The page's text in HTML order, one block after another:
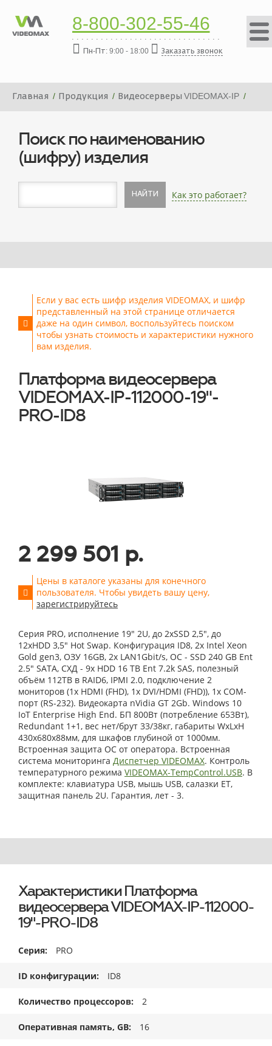
8-800-302-55-46
Пн-Пт: 9:00 - 18:00 Заказать звонок
Главная Продукция
Видеосерверы VIDEOMAX-IP
Поиск по наименованию
(шифру) изделия
НАЙТИ Как это работает?
Если у вас есть шифр изделия VIDEOMAX, и шифр
представленный на этой странице отличается
даже на один символ, воспользуйтесь поиском
чтобы узнать стоимость и характеристики нужного
вам изделия.
Платформа видеосервера
VIDEOMAX-IP-112000-19"-
PRO-ID8
2 299 501 р.
Цены в каталоге указаны для конечного
пользователя. Чтобы увидеть вашу цену,
зарегистрируйтесь
Серия PRO, исполнение 19" 2U, до 2xSSD 2,5", до
12xHDD 3,5" Hot Swap. Конфигурация ID8, 2x Intel Xeon
Gold gen3, ОЗУ 16GB, 2x LAN1Gbit/s, OС - SSD 240 GB Ent
2.5" SATA, СХД - 9x HDD 16 TB Ent 7.2k SAS, полезный
объём 112TB в RAID6, IPMI 2.0, подключение 2
мониторов (1x HDMI (FHD), 1x DVI/HDMI (FHD)), 1x COM-
порт (RS-232). Видеокарта nVidia GT 2Gb. Windows 10
IoT Enterprise High End. БП 800Вт (потребление 653Вт),
Redundant 1+1, вес нет/брут 33/38кг, габариты WxLxH
430x680x88мм, для шкафов глубиной от 1000мм.
Встроенная защита ОС от оператора. Встроенная
система мониторинга Диспетчер VIDEOMAX. Контроль
температурного режима VIDEOMAX-TempControl.USB. В
комплекте: клавиатура USB, мышь USB, салазки ET,
защитная панель 2U. Гарантия, лет - 3.
Характеристики Платформа
видеосервера VIDEOMAX-IP-112000-
19"-PRO-ID8
Серия PRO
ID конфигурации ID8
Количество процессоров 2
Оперативная память, GB 16